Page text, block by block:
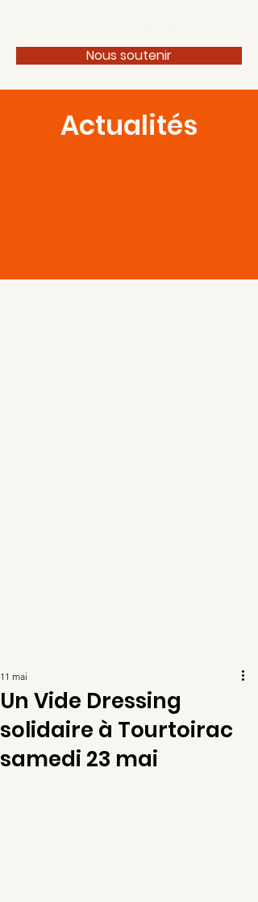
Nous soutenir
Actualités
Un Vide Dressing
solidaire à Tourtoirac
samedi 23 mai
11 mai